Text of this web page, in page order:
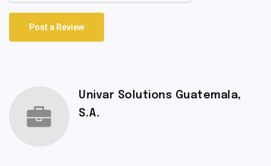
Post a Review
Univar Solutions Guatemala,
S.A.